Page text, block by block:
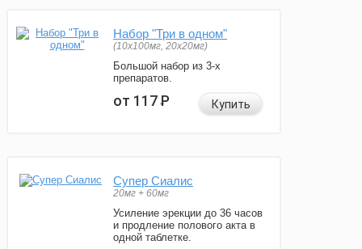
Набор "Три в одном"
(10x100мг, 20x20мг)
Большой набор из 3-х
препаратов.
от 117Р Купить
Супер Сиалис
20мг + 60мг
Усиление эрекции до 36 часов
и продление полового акта в
одной таблетке.